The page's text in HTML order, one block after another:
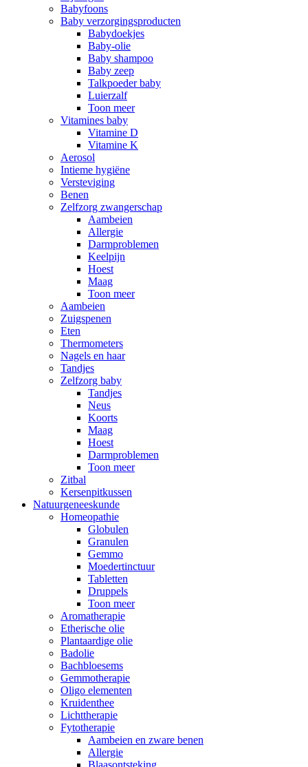
Babyfoons
Baby verzorgingsproducten
Babydoekjes
Baby-olie
Baby shampoo
Baby zeep
Talkpoeder baby
Luierzalf
Toon meer
Vitamines baby
Vitamine D
Vitamine K
Aerosol
Intieme hygiëne
Versteviging
Benen
Zelfzorg zwangerschap
Aambeien
Allergie
Darmproblemen
Keelpijn
Hoest
Maag
Toon meer
Aambeien
Zuigspenen
Eten
Thermometers
Nagels en haar
Tandjes
Zelfzorg baby
Tandjes
Neus
Koorts
Maag
Hoest
Darmproblemen
Toon meer
Zitbal
Kersenpitkussen
Natuurgeneeskunde
Homeopathie
Globulen
Granulen
Gemmo
Moedertinctuur
Tabletten
Druppels
Toon meer
Aromatherapie
Etherische olie
Plantaardige olie
Badolie
Bachbloesems
Gemmotherapie
Oligo elementen
Kruidenthee
Lichttherapie
Fytotherapie
Aambeien en zware benen
Allergie
Blaasontsteking